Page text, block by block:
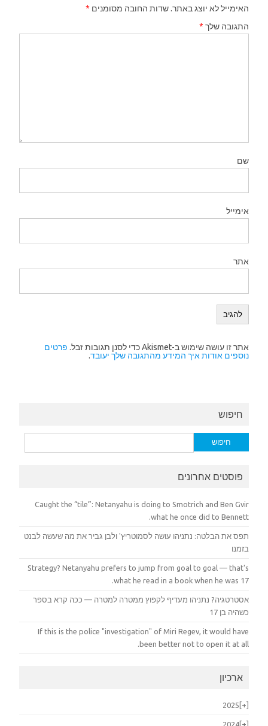
האימייל לא יוצג באתר.שדות החובה מסומנים *
התגובה שלך *
שם
אימייל
אתר
אתר זו עושה שימוש ב-Akismet כדי לסנן תגובות זבל.
פרטים
נוספים אודות איך המידע מהתגובה שלך יעובד.
חיפוש
חיפוש:
פוסטים אחרונים
Caught the “tile”: Netanyahu is doing to Smotrich and Ben Gvir
what he once did to Bennett.
תפס את הבלטה: נתניהו עושה לסמוטריץ' ולבן גביר את מה שעשה לבנט
בזמנו
Strategy? Netanyahu prefers to jump from goal to goal — that's
what he read in a book when he was 17.
אסטרטגיה? נתניהו מעדיף לקפוץ ממטרה למטרה — ככה קרא בספר
כשהיה בן 17
If this is the police "investigation" of Miri Regev, it would have
been better not to open it at all.
ארכיון
[+]
2025
[+]
2024